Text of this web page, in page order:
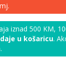
iznad 500 KM,
u košaricu.